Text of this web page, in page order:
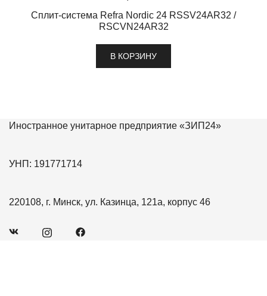
Сплит-система Refra Nordic 24 RSSV24AR32 /
RSCVN24AR32
В КОРЗИНУ
Иностранное унитарное предприятие «ЗИП24»
УНП: 191771714
220108, г. Минск, ул. Казинца, 121а, корпус 46